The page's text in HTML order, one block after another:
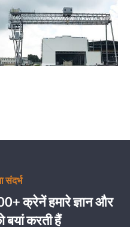
संदर्भ
क्रेनें हमारे ज्ञान और
बयां करती हैं